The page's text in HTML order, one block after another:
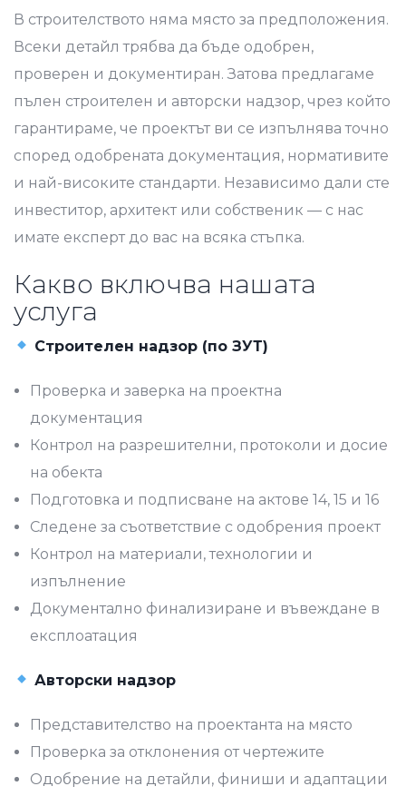
В строителството няма място за предположения.
Всеки детайл трябва да бъде одобрен,
проверен и документиран. Затова предлагаме
пълен строителен и авторски надзор, чрез който
гарантираме, че проектът ви се изпълнява точно
според одобрената документация, нормативите
и най-високите стандарти. Независимо дали сте
инвеститор, архитект или собственик — с нас
имате експерт до вас на всяка стъпка.
Какво включва нашата
услуга
Строителен надзор (по ЗУТ)
Проверка и заверка на проектна
документация
Контрол на разрешителни, протоколи и досие
на обекта
Подготовка и подписване на актове 14, 15 и 16
Следене за съответствие с одобрения проект
Контрол на материали, технологии и
изпълнение
Документално финализиране и въвеждане в
експлоатация
Авторски надзор
Представителство на проектанта на място
Проверка за отклонения от чертежите
Одобрение на детайли, финиши и адаптации